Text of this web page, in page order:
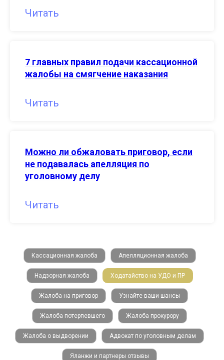
Читать
7 главных правил подачи кассационной
жалобы на смягчение наказания
Читать
Можно ли обжаловать приговор, если
не подавалась апелляция по
уголовному делу
Читать
Кассационная жалоба Апелляционная жалоба
Надзорная жалоба Ходатайство на УДО и ПР
Жалоба на приговор Узнайте ваши шансы
Жалоба потерпевшего Жалоба прокурору
Жалоба о выдворении Адвокат по уголовным делам
Яланжи и партнеры отзывы